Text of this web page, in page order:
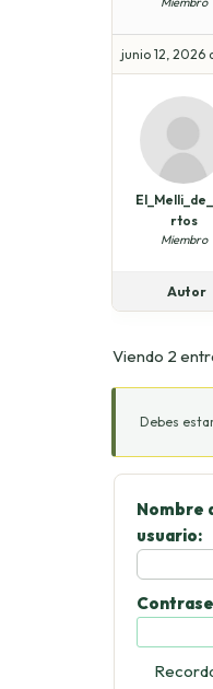
junio 12, 2026
rtos
Miembro
Autor
Viendo 2
Debes
Nombre
usuario: